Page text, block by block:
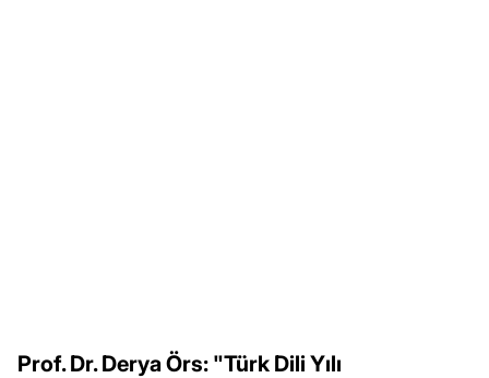
Prof. Dr. Derya Örs: "Türk Dili Yılı